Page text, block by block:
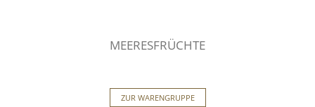
MEERESFRÜCHTE
ZUR WARENGRUPPE